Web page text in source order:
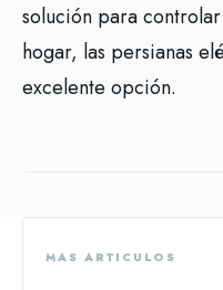
solución para
hogar, las persianas
excelente opción.
MAS ARTICULOS